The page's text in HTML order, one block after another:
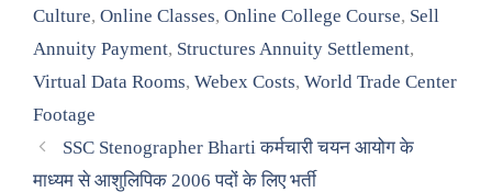
Culture, Online Classes, Online College Course, Sell
Annuity Payment, Structures Annuity Settlement,
Virtual Data Rooms, Webex Costs, World Trade Center
Footage
SSC Stenographer Bharti कर्मचारी चयन आयोग के
माध्यम से आशुलिपिक 2006 पदों के लिए भर्ती